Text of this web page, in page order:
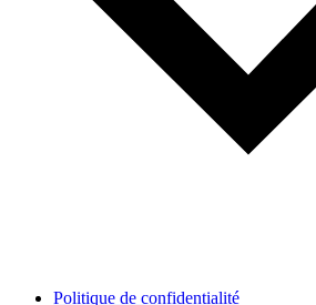
Politique de confidentialité